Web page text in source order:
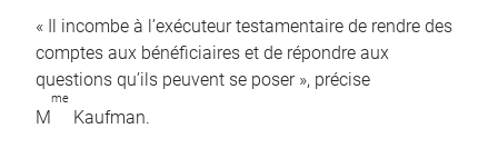
« Il incombe à l’exécuteur testamentaire de rendre des
comptes aux bénéficiaires et de répondre aux
questions qu’ils peuvent se poser », précise
M
me
Kaufman.